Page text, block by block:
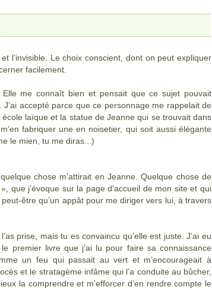
l’invisible. Le choix conscient, dont on peut expliquer
facilement.
me connaît bien et pensait que ce sujet pouvait
accepté parce que ce personnage me rappelait de
laïque et la statue de Jeanne qui se trouvait dans
fabriquer une en noisetier, qui soit aussi élégante
le mien, tu me diras...)
chose m’attirait en Jeanne. Quelque chose de
que j’évoque sur la page d’accueil de mon site et qui
peut-être qu’un appât pour me diriger vers lui, à travers
prise, mais tu es convaincu qu’elle est juste. J’ai eu
premier livre que j’ai lu pour faire sa connaissance
un feu qui passait au vert et m’encourageait à
et le stratagème infâme qui l’a conduite au bûcher,
la comprendre et m’efforcer d’en rendre compte le